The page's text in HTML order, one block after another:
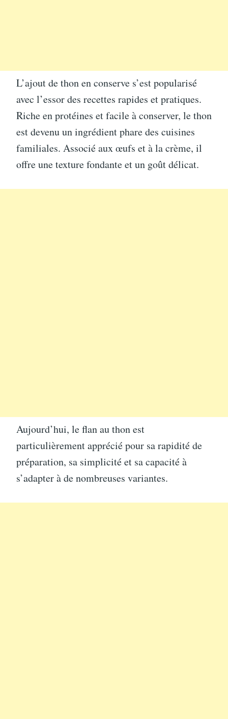
L’ajout de thon en conserve s’est popularisé
avec l’essor des recettes rapides et pratiques.
Riche en protéines et facile à conserver, le thon
est devenu un ingrédient phare des cuisines
familiales. Associé aux œufs et à la crème, il
offre une texture fondante et un goût délicat.
Aujourd’hui, le flan au thon est
particulièrement apprécié pour sa rapidité de
préparation, sa simplicité et sa capacité à
s’adapter à de nombreuses variantes.